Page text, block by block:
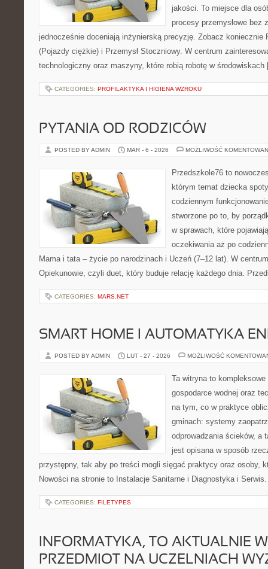
jakości. To miejsce dla
procesy przemysłowe bez
jednocześnie doceniają inżynierską precyzję. Zobacz koniecznie
(Pojazdy ciężkie) i Przemysł Stoczniowy. W centrum
technologiczny oraz maszyny, które robią robotę w
CATEGORIES: PROFILAKTYKA I HIGIENA WZROKU
PYTANIA OD RODZICÓW
POSTED BY ADMIN MAR - 6 - 2026 MOŻLIWOŚĆ
Przedszkole76 to
którym temat dziecka
codziennym
stworzone po to, by
w sprawach, które
oczekiwania aż po
Mama i tata – życie po narodzinach i Uczeń (7–12 lat). W
Opiekunowie, czyli duet, który buduje relację każdego dnia.
CATEGORIES: MARS.NET
SMART HOME I AUTOMATYKA
POSTED BY ADMIN LUT - 27 - 2026 MOŻLIWOŚĆ
Ta witryna to
gospodarce wodnej oraz
na tym, co w praktyce
gminach: systemy
odprowadzania ścieków, a
jest opisana w sposób
przystępny, tak aby po treści mogli sięgać praktycy oraz osoby,
Nowości na stronie to Instalacje Sanitarne i Diagnostyka i
CATEGORIES: FILETYPES
INFORMATYKA, TO AKTUALNIE
PRZEDMIOT NA UCZELNIACH